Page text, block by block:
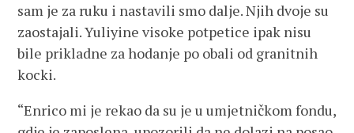
sam je za ruku i nastavili smo dalje. Njih dvoje su
zaostajali. Yuliyine visoke potpetice ipak nisu
bile prikladne za hodanje po obali od granitnih
kocki.
“Enrico mi je rekao da su je u umjetničkom fondu,